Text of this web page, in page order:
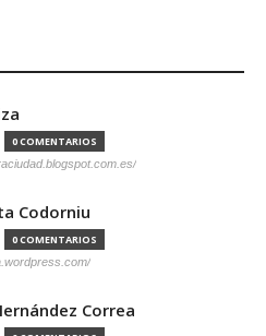
0 COMENTARIOS
Codorniu
0 COMENTARIOS
Correa